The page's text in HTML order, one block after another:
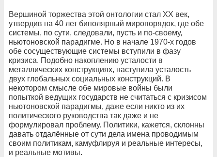
Вершиной торжества этой онтологии стал ХХ век,
утвердив на 40 лет биполярный миропорядок, где обе
системы, по сути, следовали, пусть и по‑своему,
ньютоновской парадигме. Но в начале 1970‑х годов
обе сосуществующие системы вступили в фазу
кризиса. Подобно накоплению усталости в
металлических конструкциях, наступила усталость
двух глобальных социальных конструкций. В
некотором смысле обе мировые войны были
попыткой ведущих государств не считаться с кризисом
ньютоновской парадигмы, даже если никто из их
политического руководства так даже и не
формулировал проблему. Политики, кажется, склонны
давать отдалённые от сути дела имена проводимым
своим политикам, камуфлируя и реальные интересы,
и реальные мотивы.